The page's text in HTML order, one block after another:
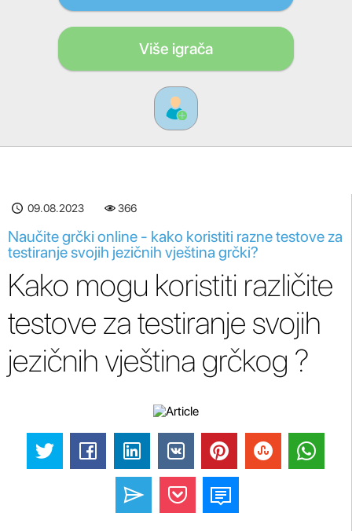
Više igrača
09.08.2023 366
Naučite grčki online - kako koristiti razne testove za
testiranje svojih jezičnih vještina grčki?
Kako mogu koristiti različite
testove za testiranje svojih
jezičnih vještina grčkog ?